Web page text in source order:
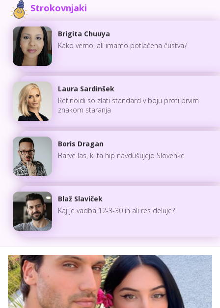
Strokovnjaki
Brigita Chuuya
Kako vemo, ali imamo potlačena čustva?
Laura Sardinšek
Retinoidi so zlati standard v boju proti prvim
znakom staranja
Boris Dragan
Barve las, ki ta hip navdušujejo Slovenke
Blaž Slaviček
Kaj je vadba 12-3-30 in ali res deluje?